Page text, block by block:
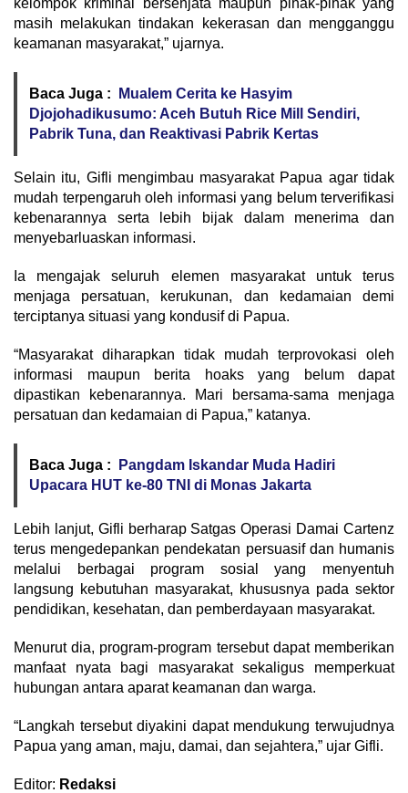
kelompok kriminal bersenjata maupun pihak-pihak yang
masih melakukan tindakan kekerasan dan mengganggu
keamanan masyarakat,” ujarnya.
Baca Juga :
Mualem Cerita ke Hasyim
Djojohadikusumo: Aceh Butuh Rice Mill Sendiri,
Pabrik Tuna, dan Reaktivasi Pabrik Kertas
Selain itu, Gifli mengimbau masyarakat Papua agar tidak
mudah terpengaruh oleh informasi yang belum terverifikasi
kebenarannya serta lebih bijak dalam menerima dan
menyebarluaskan informasi.
Ia mengajak seluruh elemen masyarakat untuk terus
menjaga persatuan, kerukunan, dan kedamaian demi
terciptanya situasi yang kondusif di Papua.
“Masyarakat diharapkan tidak mudah terprovokasi oleh
informasi maupun berita hoaks yang belum dapat
dipastikan kebenarannya. Mari bersama-sama menjaga
persatuan dan kedamaian di Papua,” katanya.
Baca Juga :
Pangdam Iskandar Muda Hadiri
Upacara HUT ke-80 TNI di Monas Jakarta
Lebih lanjut, Gifli berharap Satgas Operasi Damai Cartenz
terus mengedepankan pendekatan persuasif dan humanis
melalui berbagai program sosial yang menyentuh
langsung kebutuhan masyarakat, khususnya pada sektor
pendidikan, kesehatan, dan pemberdayaan masyarakat.
Menurut dia, program-program tersebut dapat memberikan
manfaat nyata bagi masyarakat sekaligus memperkuat
hubungan antara aparat keamanan dan warga.
“Langkah tersebut diyakini dapat mendukung terwujudnya
Papua yang aman, maju, damai, dan sejahtera,” ujar Gifli.
Editor: Redaksi